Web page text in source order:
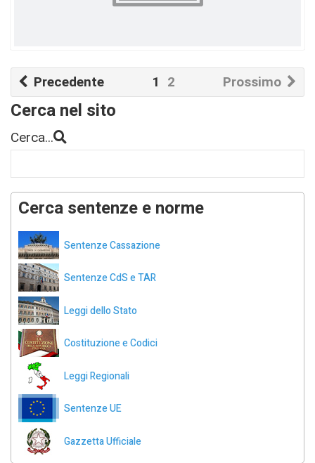
Precedente Prossimo
1 2
Cerca nel sito
Cerca...
Cerca sentenze e norme
Sentenze Cassazione
Sentenze CdS e TAR
Leggi dello Stato
Costituzione e Codici
Leggi Regionali
Sentenze UE
Gazzetta Ufficiale